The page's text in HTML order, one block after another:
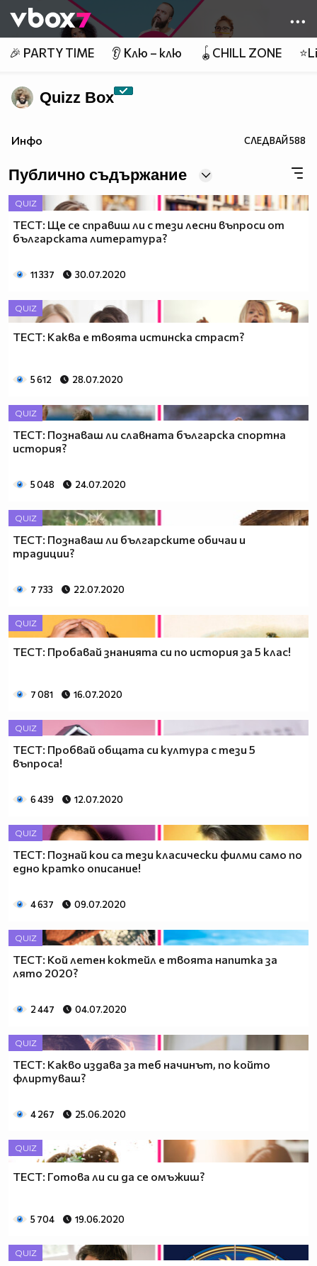
👾
🎉 PARTY TIME 👂 Клю – клю 🪀CHILL ZONE
Quizz Box
Инфо СЛЕДВАЙ588
Публично съдържание
QUIZ
ТЕСТ: Ще се справиш ли с тези лесни въпроси от
българската литература?
11 337 30.07.2020
QUIZ
ТЕСТ: Каква е твоята истинска страст?
5 612 28.07.2020
QUIZ
ТЕСТ: Познаваш ли славната българска спортна
история?
5 048 24.07.2020
QUIZ
ТЕСТ: Познаваш ли българските обичаи и
традиции?
7 733 22.07.2020
QUIZ
ТЕСТ: Пробавай знанията си по история за 5 клас!
7 081 16.07.2020
QUIZ
ТЕСТ: Пробвай общата си култура с тези 5
въпроса!
6 439 12.07.2020
QUIZ
ТЕСТ: Познай кои са тези класически филми само по
едно кратко описание!
4 637 09.07.2020
QUIZ
ТЕСТ: Кой летен коктейл е твоята напитка за
лято 2020?
2 447 04.07.2020
QUIZ
ТЕСТ: Какво издава за теб начинът, по който
флиртуваш?
4 267 25.06.2020
QUIZ
ТЕСТ: Готова ли си да се омъжиш?
5 704 19.06.2020
QUIZ